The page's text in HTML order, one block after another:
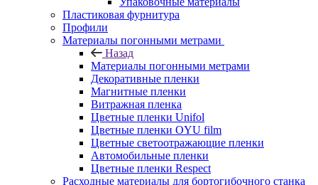
Пластиковая фурнитура
Профили
Материалы погонными метрами
Назад
Материалы погонными метрами
Декоративные пленки
Магнитные пленки
Витражная пленка
Цветные пленки Unifol
Цветные пленки OYU film
Цветные светоотражающие пленки
Автомобильные пленки
Цветные пленки Respect
Расходные материалы для бортогибочного станка